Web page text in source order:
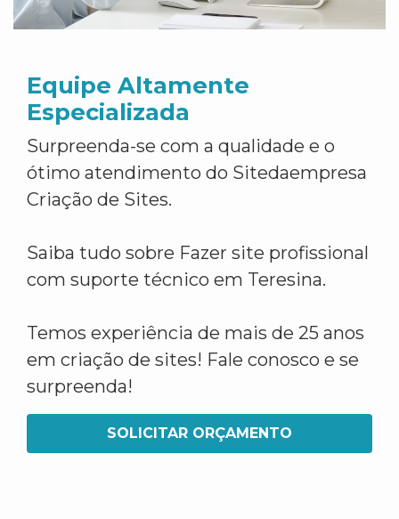
Equipe Altamente
Especializada
Surpreenda-se com a qualidade e o
ótimo atendimento do Sitedaempresa
Criação de Sites.
Saiba tudo sobre Fazer site profissional
com suporte técnico em Teresina.
Temos experiência de mais de 25 anos
em criação de sites! Fale conosco e se
surpreenda!
SOLICITAR ORÇAMENTO